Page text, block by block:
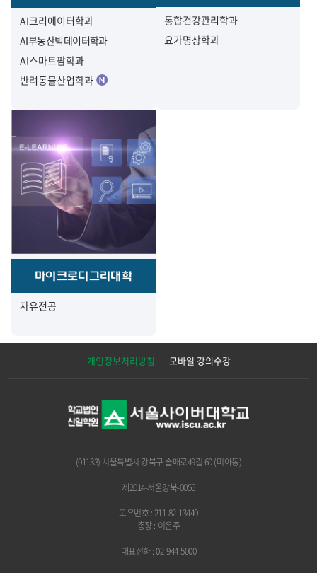
AI크리에이터학과
AI부동산빅데이터학과
AI스마트팜학과
반려동물산업학과
통합건강관리학과
요가명상학과
마이크로디그리대학
자유전공
개인정보처리방침 모바일 강의수강
(01133) 서울특별시 강북구 솔매로49길 60 (미아동)
제2014-서울강북-0056
고유번호 : 211-82-13440
총장 : 이은주
대표전화 : 02-944-5000